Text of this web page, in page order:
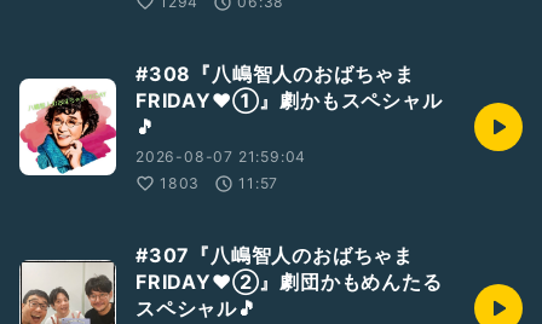
#308『八嶋智人のおばちゃま
FRIDAY❤️①』劇かもスペシャル
🎵
2026-08-07 21:59:04
1803
11:57
#307『八嶋智人のおばちゃま
FRIDAY❤②』劇団かもめんたる
スペシャル🎵